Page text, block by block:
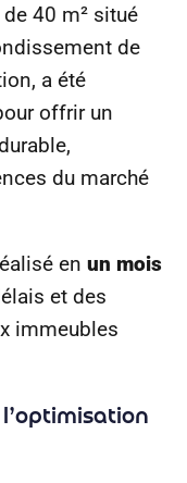
40 m² situé
de
a été
offrir un
du marché
enun mois
et des
immeubles